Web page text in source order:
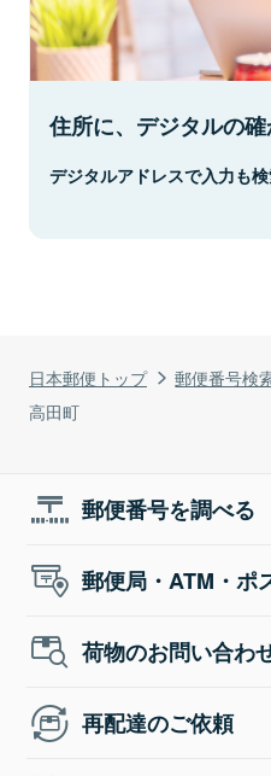
日本郵便トップ 郵便番号検
高田町
住所に、デジタルの確
デジタルアドレスで入力も検
郵便番号を調べる
郵便局・ATM・ポ
荷物のお問い合わ
再配達のご依頼